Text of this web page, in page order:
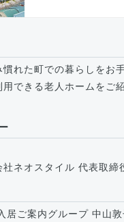
慣れた町での暮らしをお
できる老人ホームをご
ネオスタイル 代表取締
居ご案内グループ 中山敦